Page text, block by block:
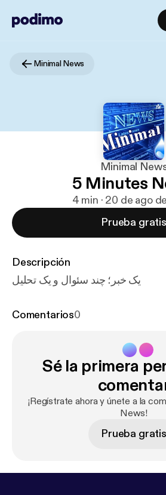
Minimal News
Minimal
5 Minutes
4 min · 20 de ago
Prueba gratis
Descripción
یک خبر؛ چند سئوال و یک تحلیل
Comentarios0
Sé la primera
¡Regístrate ahora y únete a la
News!
Prueba gratis